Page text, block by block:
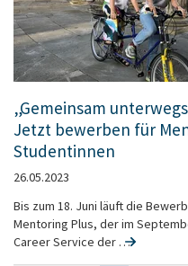
„Gemeinsam
Jetzt bewerben für
Studentinnen
26.05.2023
Bis zum 18. Juni läuft die
Mentoring Plus, der im
Career Service der …